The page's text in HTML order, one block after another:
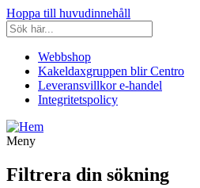
Hoppa till huvudinnehåll
Webbshop
Kakeldaxgruppen blir Centro
Leveransvillkor e-handel
Integritetspolicy
Meny
Filtrera din sökning